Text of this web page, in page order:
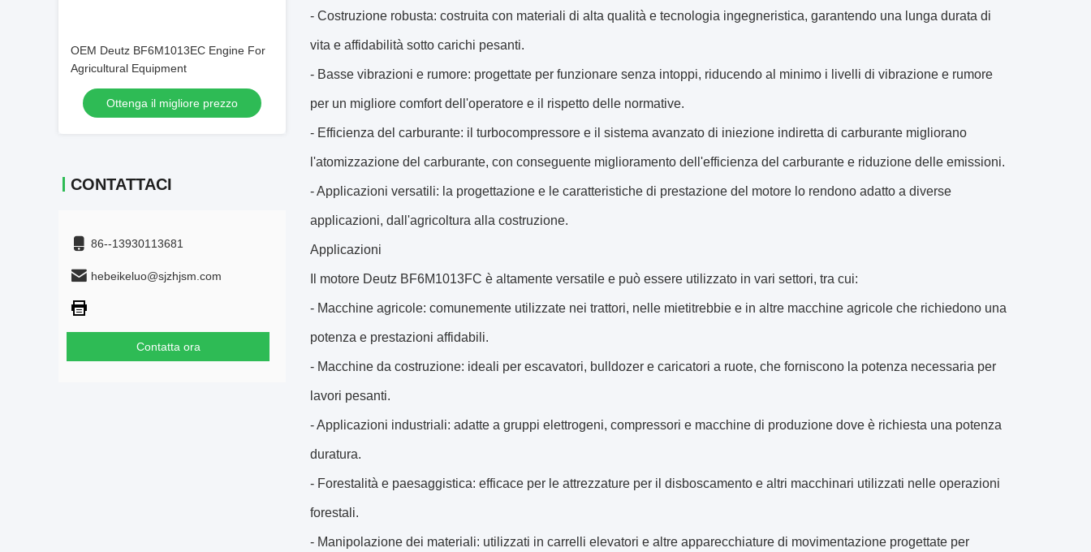
OEM Deutz BF6M1013EC Engine For
Agricultural Equipment
Ottenga il migliore prezzo
CONTATTACI
86--13930113681
hebeikeluo@sjzhjsm.com
Contatta ora
- Costruzione robusta: costruita con materiali di alta qualità e tecnologia ingegneristica, garantendo una lunga durata di
vita e affidabilità sotto carichi pesanti.
- Basse vibrazioni e rumore: progettate per funzionare senza intoppi, riducendo al minimo i livelli di vibrazione e rumore
per un migliore comfort dell'operatore e il rispetto delle normative.
- Efficienza del carburante: il turbocompressore e il sistema avanzato di iniezione indiretta di carburante migliorano
l'atomizzazione del carburante, con conseguente miglioramento dell'efficienza del carburante e riduzione delle emissioni.
- Applicazioni versatili: la progettazione e le caratteristiche di prestazione del motore lo rendono adatto a diverse
applicazioni, dall'agricoltura alla costruzione.
Applicazioni
Il motore Deutz BF6M1013FC è altamente versatile e può essere utilizzato in vari settori, tra cui:
- Macchine agricole: comunemente utilizzate nei trattori, nelle mietitrebbie e in altre macchine agricole che richiedono una
potenza e prestazioni affidabili.
- Macchine da costruzione: ideali per escavatori, bulldozer e caricatori a ruote, che forniscono la potenza necessaria per
lavori pesanti.
- Applicazioni industriali: adatte a gruppi elettrogeni, compressori e macchine di produzione dove è richiesta una potenza
duratura.
- Forestalità e paesaggistica: efficace per le attrezzature per il disboscamento e altri macchinari utilizzati nelle operazioni
forestali.
- Manipolazione dei materiali: utilizzati in carrelli elevatori e altre apparecchiature di movimentazione progettate per